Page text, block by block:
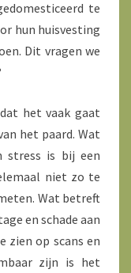
te
hun huisvesting
Dit vragen we
het vaak gaat
het paard. Wat
stress is bij een
niet zo te
Wat betreft
en schade aan
zien op scans en
zijn is het